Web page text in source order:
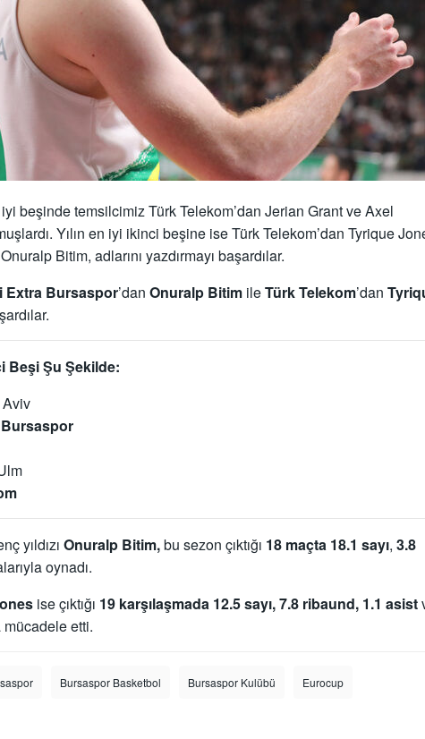
iyi beşinde temsilcimiz Türk Telekom’dan Jerian Grant ve Axel
Yılın en iyi ikinci beşine ise Türk Telekom’dan Tyrique
Bitim, adlarını yazdırmayı başardılar.
Extra Bursaspor’dan Onuralp Bitim ileTürk Telekom’dan
Beşi Şu Şekilde:
yıldızı Onuralp Bitim,bu sezon çıktığı 18 maçta 18.1 sayı, 3.8
oynadı.
ise çıktığı 19 karşılaşmada 12.5 sayı, 7.8 ribaund, 1.1 asist
mücadele etti.
Bursaspor Basketbol Bursaspor Kulübü Eurocup